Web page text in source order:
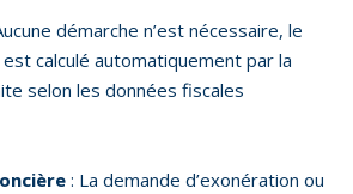
démarche n’est nécessaire, le
calculé automatiquement par la
selon les données fiscales
: La demande d’exonération ou